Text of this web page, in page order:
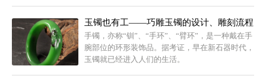
玉镯也有工——巧雕玉镯的设计、雕刻流程
手镯，亦称“钏”、“手环”、“臂环”，是一种戴在手
腕部位的环形装饰品。据考证，早在新石器时代，
玉镯就已经进入人们的生活。